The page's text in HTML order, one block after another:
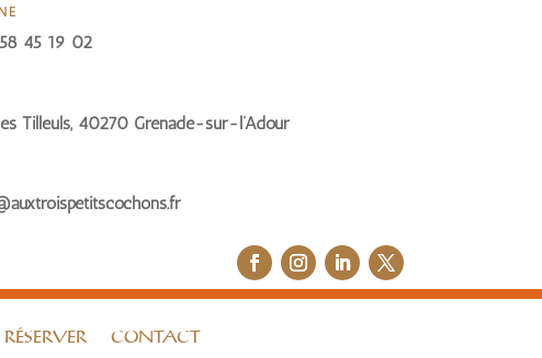
45 19 02
Tilleuls, 40270 Grenade-sur-l’Adour
RÉSERVER CONTACT